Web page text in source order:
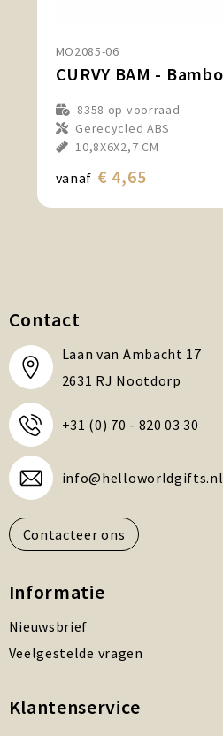
MO2085-06
8358 op voorraad
Gerecycled ABS
10,8X6X2,7 CM
vanaf € 4,65
Contact
Laan van Ambacht 17
2631 RJ Nootdorp
+31 (0) 70 - 820 03 30
info@helloworldgifts.nl
Contacteer ons
Informatie
Nieuwsbrief
Veelgestelde vragen
Klantenservice